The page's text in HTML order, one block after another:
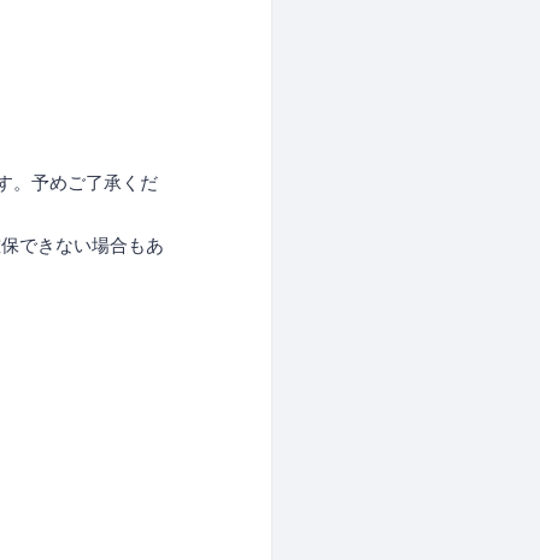
。予めご了承くだ
できない場合もあ